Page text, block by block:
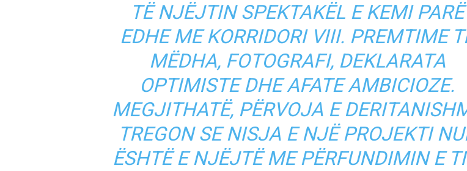
TË NJËJTIN SPEKTAKËL E KEMI PARË
EDHE ME KORRIDORI VIII. PREMTIME
MËDHA, FOTOGRAFI, DEKLARATA
OPTIMISTE DHE AFATE AMBICIOZE.
MEGJITHATË, PËRVOJA E
TREGON SE NISJA E NJË PROJEKTI
ËSHTË E NJËJTË ME PËRFUNDIMIN E